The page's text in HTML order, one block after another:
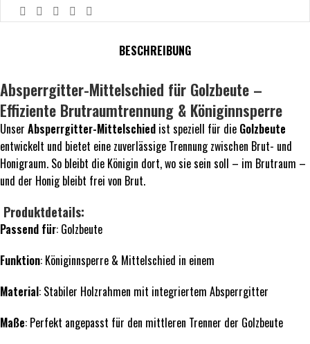
BESCHREIBUNG
Absperrgitter-Mittelschied für Golzbeute –
Effiziente Brutraumtrennung & Königinnsperre
Unser Absperrgitter-Mittelschied ist speziell für die Golzbeute
entwickelt und bietet eine zuverlässige Trennung zwischen Brut- und
Honigraum. So bleibt die Königin dort, wo sie sein soll – im Brutraum –
und der Honig bleibt frei von Brut.
️ Produktdetails:
Passend für: Golzbeute
Funktion: Königinnsperre & Mittelschied in einem
Material: Stabiler Holzrahmen mit integriertem Absperrgitter
Maße: Perfekt angepasst für den mittleren Trenner der Golzbeute